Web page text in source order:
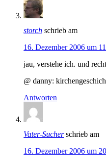
storch schrieb am
16. Dezember 2006 um
jau, verstehe ich. und
@ danny:
Antworten
Vater-Sucher schrieb am
16. Dezember 2006 um